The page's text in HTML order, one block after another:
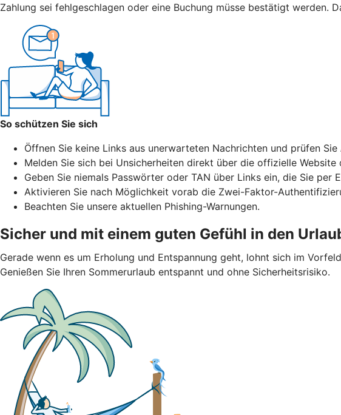
Zahlung sei fehlgeschlagen oder eine Buchung müsse bestätigt werden.
So schützen Sie sich
Öffnen Sie keine Links aus unerwarteten Nachrichten und prüfen
Melden Sie sich bei Unsicherheiten direkt über die offizielle Website
Geben Sie niemals Passwörter oder TAN über Links ein, die Sie per
Aktivieren Sie nach Möglichkeit vorab die Zwei-Faktor-
Beachten Sie unsere aktuellen Phishing-Warnungen.
Sicher und mit einem guten Gefühl in den
Gerade wenn es um Erholung und Entspannung geht, lohnt sich im
Genießen Sie Ihren Sommerurlaub entspannt und ohne Sicherheitsrisiko.